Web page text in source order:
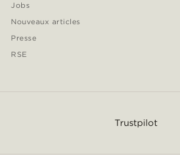
Jobs
Nouveaux articles
Presse
RSE
Trustpilot